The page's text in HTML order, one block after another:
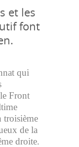
et les
font
qui
Front
troisième
de la
droite.